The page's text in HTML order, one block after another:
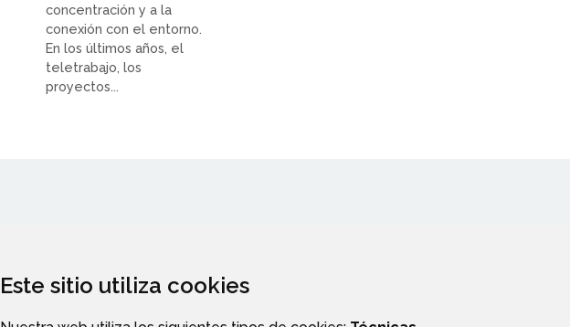
Este sitio utiliza cookies
concentración y a la
conexión con el entorno.
En los últimos años, el
teletrabajo, los
proyectos...